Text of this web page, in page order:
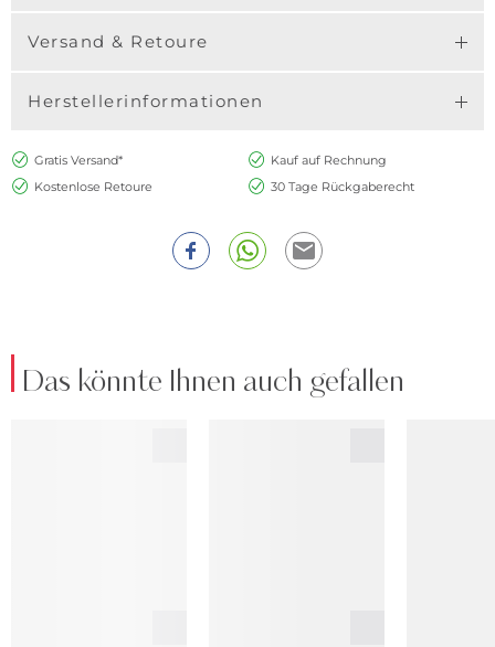
Versand & Retoure
Herstellerinformationen
Gratis Versand*
Kauf auf Rechnung
Kostenlose Retoure
30 Tage Rückgaberecht
Das könnte Ihnen auch gefallen